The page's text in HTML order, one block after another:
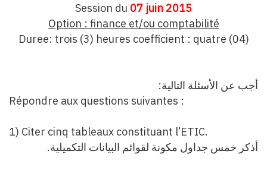
Session du 07 juin 2015
Option : finance et/ou comptabilité
Duree: trois (3) heures coefficient : quatre (04)
أجب عن الأسئلة التالية:
Répondre aux questions suivantes :
1) Citer cinq tableaux constituant l’ETIC.
أذكر خمس جداول مكونة لقوائم البيانات التكميلية.